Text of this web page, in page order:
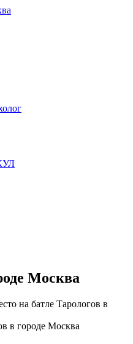
Москва
на батле Тарологов в
в городе Москва